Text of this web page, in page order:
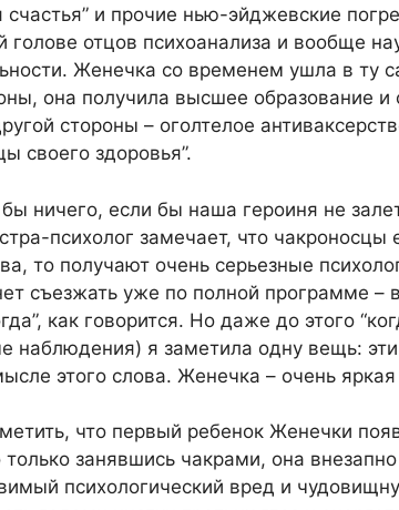
и прочие нью-эйджевские
голове отцов психоанализа и вообще
Женечка со временем ушла в ту
она получила высшее образование и
стороны – оголтелое
своего здоровья”.
ничего, если бы наша героиня не
психолог замечает, что
то получают очень серьезные
съезжать уже по полной программе –
как говорится. Но даже до этого
наблюдения) я заметила одну вещь:
этого слова. Женечка – очень яркая
что первый ребенок Женечки
только занявшись чакрами, она
психологический вред и